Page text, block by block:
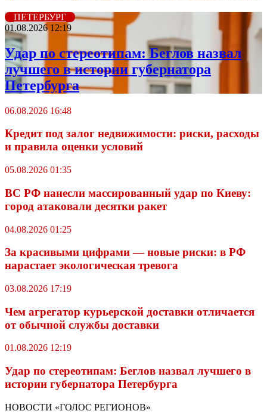
ПЕТЕРБУРГ
01.08.2026 12:19
Удар по стереотипам: Беглов назвал
лучшего в истории губернатора
Петербурга
06.08.2026 16:48
Кредит под залог недвижимости: риски, расходы
и правила оценки условий
05.08.2026 01:35
ВС РФ нанесли массированный удар по Киеву:
город атаковали десятки ракет
04.08.2026 01:25
За красивыми цифрами — новые риски: в РФ
нарастает экологическая тревога
03.08.2026 17:19
Чем агрегатор курьерской доставки отличается
от обычной службы доставки
01.08.2026 12:19
Удар по стереотипам: Беглов назвал лучшего в
истории губернатора Петербурга
НОВОСТИ «ГОЛОС РЕГИОНОВ»